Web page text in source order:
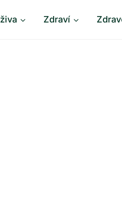
Zdraví